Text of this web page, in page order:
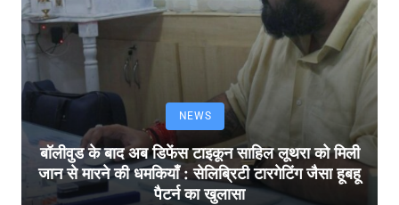
NEWS
बॉलीवुड के बाद अब डिफेंस टाइकून साहिल लूथरा को मिली
जान से मारने की धमकियाँ : सेलिब्रिटी टारगेटिंग जैसा हूबहू
पैटर्न का खुलासा